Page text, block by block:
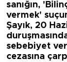
sanığın, '
vermek'
Şayık, 20
sebebiyet
cezasına